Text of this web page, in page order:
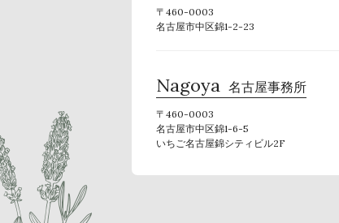
〒460-0003
名古屋市中区錦1-2-23
Nagoya 名古屋事務所
〒460-0003
名古屋市中区錦1-6-5
いちご名古屋錦シティビル2F